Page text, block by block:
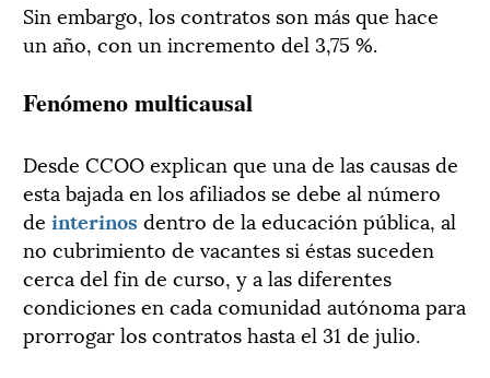
Sin embargo, los contratos son más que hace
un año, con un incremento del 3,75 %.
Fenómeno multicausal
Desde CCOO explican que una de las causas de
esta bajada en los afiliados se debe al número
de interinosdentro de la educación pública, al
no cubrimiento de vacantes si éstas suceden
cerca del fin de curso, y a las diferentes
condiciones en cada comunidad autónoma para
prorrogar los contratos hasta el 31 de julio.